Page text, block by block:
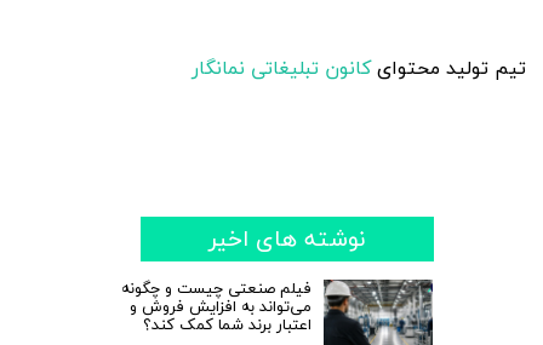
تیم تولید محتوایکانون تبلیغاتی نمانگار
نوشته های اخیر
فیلم صنعتی چیست و چگونه
می‌تواند به افزایش فروش و
اعتبار برند شما کمک کند؟